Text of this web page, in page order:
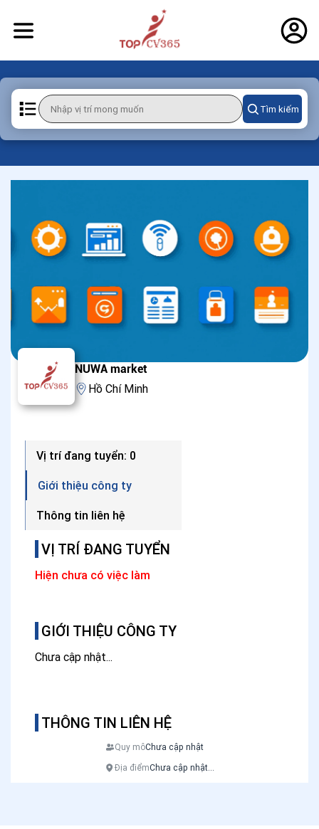
Tìm kiếm
NUWA market
Hồ Chí Minh
VỊ TRÍ ĐANG TUYỂN
Hiện chưa có việc làm
GIỚI THIỆU CÔNG TY
Chưa cập nhật...
THÔNG TIN LIÊN HỆ
Quy môChưa cập nhật
Địa điểmChưa cập nhật...
Vị trí đang tuyển: 0
Giới thiệu công ty
Thông tin liên hệ